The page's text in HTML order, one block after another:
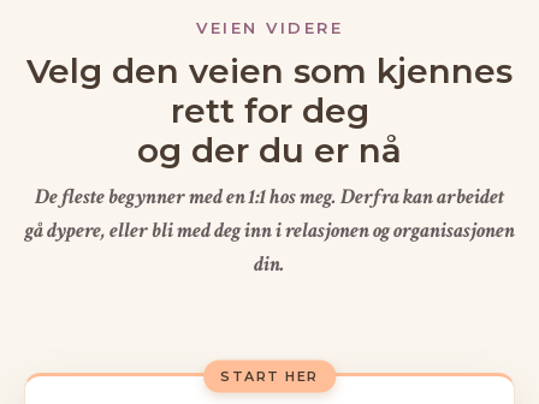
VEIEN VIDERE
Velg den veien som kjennes
rett for deg
og der du er nå
De fleste begynner med en 1:1 hos meg. Derfra kan arbeidet
gå dypere, eller bli med deg inn i relasjonen og organisasjonen
din.